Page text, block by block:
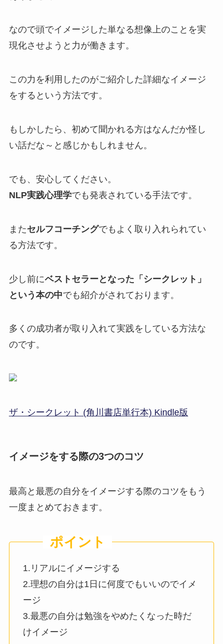
なので頭でイメージした単なる想像上のことを実
現化させようと力が働きます。
この力を利用したのがご紹介した詳細なイメージ
をするという方法です。
もしかしたら、初めて聞かれる方はなんだか怪し
い話だな～と感じかもしれません。
でも、安心してください。
NLP実践心理学でも発表されている手法です。
またセルフコーチングでもよく取り入れられてい
る方法です。
少し前にベストセラーとなった「シークレット」
という本の中でも紹介がされております。
多くの成功者が取り入れて実践をしている方法な
のです。
ザ・シークレット (角川書店単行本) Kindle版
イメージをする際の3つのコツ
最高と最悪の自分をイメージする際のコツをもう
一度まとめておきます。
1.リアルにイメージする
2.理想の自分は1日に何度でもいいのでイメ
ージ
3.最悪の自分は勉強をやめたくなった時だ
けイメージ